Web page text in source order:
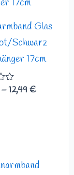
Glas
Schwarz
17cm
–12,49 €